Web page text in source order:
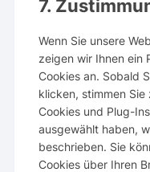
7.
Wenn Sie unsere
zeigen wir Ihnen ein
Cookies an. Sobald
klicken, stimmen
Cookies und Plug-
ausgewählt haben,
beschrieben. Sie
Cookies über Ihren